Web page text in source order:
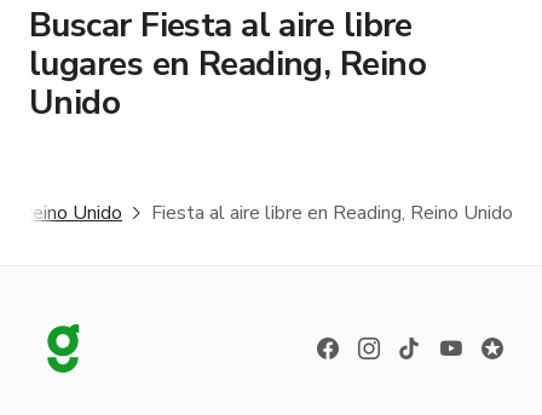
Buscar Fiesta al aire libre
lugares en Reading, Reino
Unido
Reino Unido Fiesta al aire libre en Reading, Reino Unido